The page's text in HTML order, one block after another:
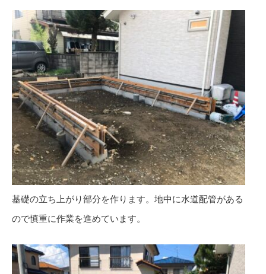
基礎の立ち上がり部分を作ります。地中に水道配管がある
ので慎重に作業を進めています。